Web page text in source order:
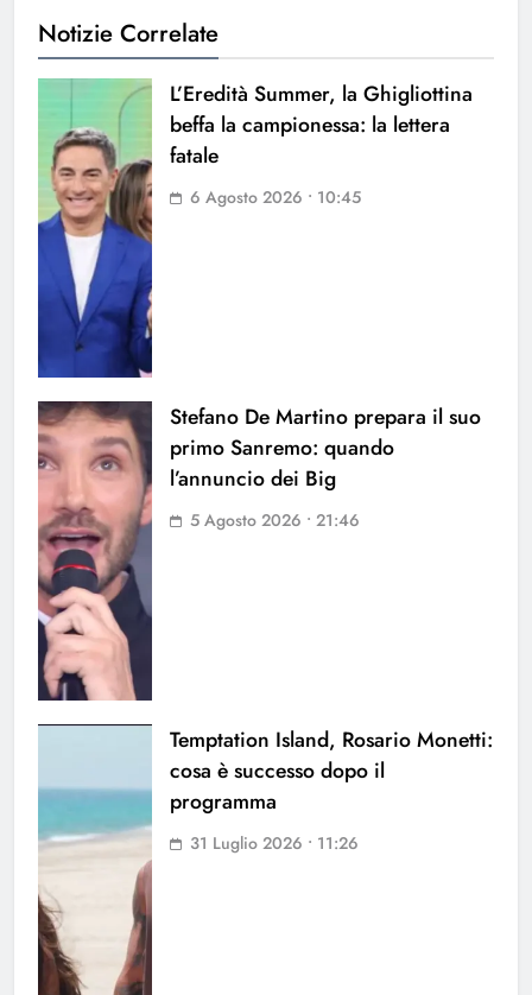
Notizie Correlate
L’Eredità Summer, la Ghigliottina
beffa la campionessa: la lettera
fatale
6 Agosto 2026 • 10:45
Stefano De Martino prepara il suo
primo Sanremo: quando
l’annuncio dei Big
5 Agosto 2026 • 21:46
Temptation Island, Rosario Monetti:
cosa è successo dopo il
programma
31 Luglio 2026 • 11:26